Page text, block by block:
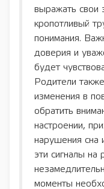
выражать свои
кропотливый
понимания.
доверия и
будет
Родители
изменения в
обратить
настроении,
нарушения сна
эти сигналы на
моменты